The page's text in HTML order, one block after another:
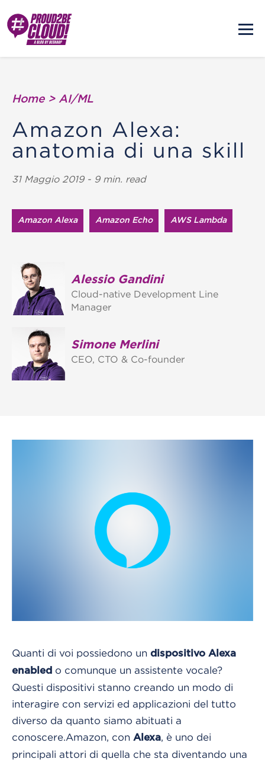
Home > AI/ML
Amazon Alexa:
anatomia di una skill
31 Maggio 2019 - 9 min. read
Amazon Alexa Amazon Echo AWS Lambda
Alessio Gandini
Cloud-native Development Line
Manager
Simone Merlini
CEO, CTO & Co-founder
Quanti di voi possiedono un dispositivo Alexa
enabled o comunque un assistente vocale?
Questi dispositivi stanno creando un modo di
interagire con servizi ed applicazioni del tutto
diverso da quanto siamo abituati a
conoscere.Amazon, con Alexa, è uno dei
principali attori di quella che sta diventando una